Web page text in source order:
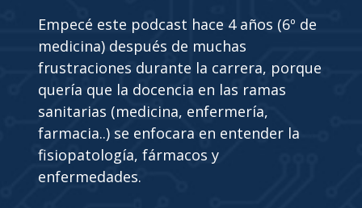
Empecé este podcast hace 4 años (6º de
medicina) después de muchas
frustraciones durante la carrera, porque
quería que la docencia en las ramas
sanitarias (medicina, enfermería,
farmacia..) se enfocara en entender la
fisiopatología, fármacos y
enfermedades.